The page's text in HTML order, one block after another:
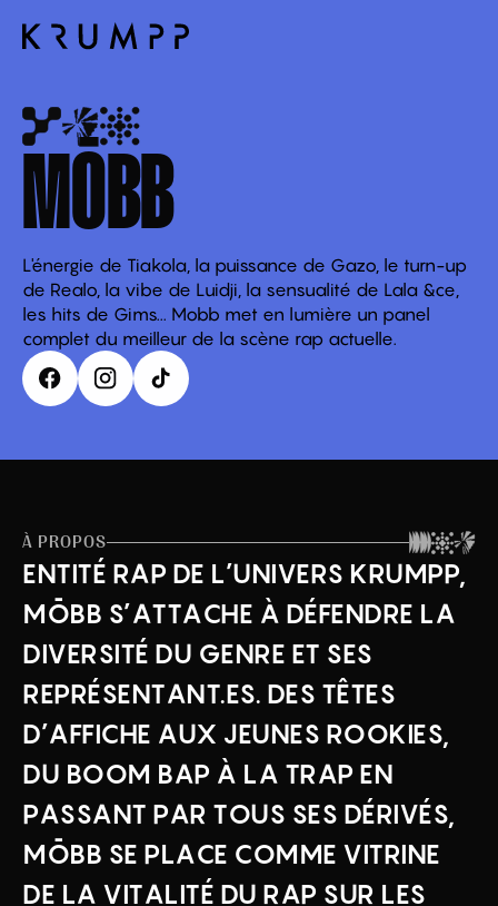
MŌBB
L'énergie de Tiakola, la puissance de Gazo, le turn-up
de Realo, la vibe de Luidji, la sensualité de Lala &ce,
les hits de Gims... Mobb met en lumière un panel
complet du meilleur de la scène rap actuelle.
À PROPOS
ENTITÉ RAP DE L’UNIVERS KRUMPP,
MŌBB S’ATTACHE À DÉFENDRE LA
DIVERSITÉ DU GENRE ET SES
REPRÉSENTANT.ES. DES TÊTES
D’AFFICHE AUX JEUNES ROOKIES,
DU BOOM BAP À LA TRAP EN
PASSANT PAR TOUS SES DÉRIVÉS,
MŌBB SE PLACE COMME VITRINE
DE LA VITALITÉ DU RAP SUR LES